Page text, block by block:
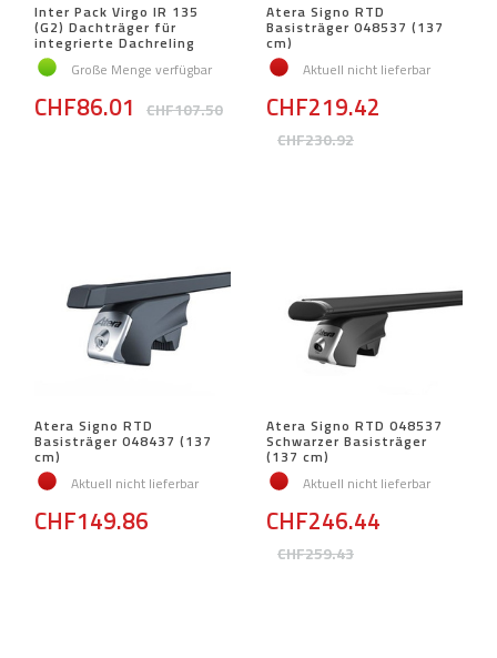
Inter Pack Virgo IR 135
(G2) Dachträger für
integrierte Dachreling
Große Menge verfügbar
CHF107.50
CHF86.01
Atera Signo RTD
Basisträger 048537 (137
cm)
Aktuell nicht lieferbar
CHF230.92
CHF219.42
Atera Signo RTD
Basisträger 048437 (137
cm)
Aktuell nicht lieferbar
CHF149.86
Atera Signo RTD 048537
Schwarzer Basisträger
(137 cm)
Aktuell nicht lieferbar
CHF259.43
CHF246.44